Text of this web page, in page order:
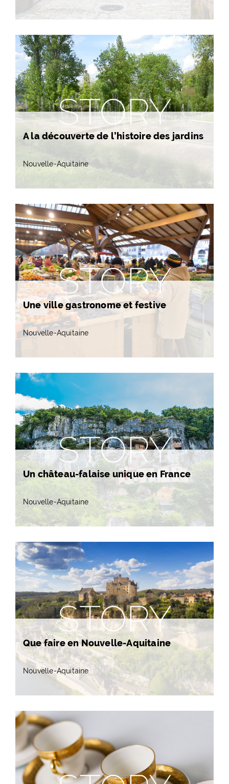
STORY
A la découverte de l’histoire des jardins
Nouvelle-Aquitaine
STORY
Une ville gastronome et festive
Nouvelle-Aquitaine
STORY
Un château-falaise unique en France
Nouvelle-Aquitaine
STORY
Que faire en Nouvelle-Aquitaine
Nouvelle-Aquitaine